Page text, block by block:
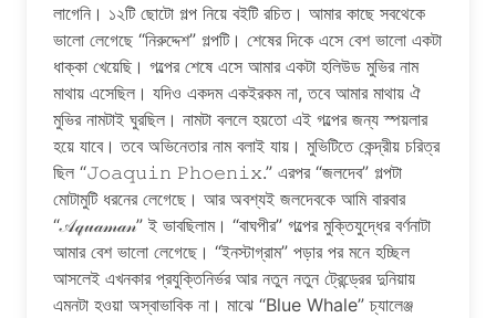
লাগেনি। ১২টি ছোটো গল্প নিয়ে বইটি রচিত। আমার কাছে সবথেকে
ভালো লেগেছে “নিরুদ্দেশ” গল্পটি। শেষের দিকে এসে বেশ ভালো একটা
ধাক্কা খেয়েছি। গল্পের শেষে এসে আমার একটা হলিউড মুভির নাম
মাথায় এসেছিল। যদিও একদম একইরকম না, তবে আমার মাথায় ঐ
মুভির নামটাই ঘুরছিল। নামটা বললে হয়তো এই গল্পের জন্য স্পয়লার
হয়ে যাবে। তবে অভিনেতার নাম বলাই যায়। মুভিটিতে কেন্দ্রীয় চরিত্র
ছিল “𝙹𝚘𝚊𝚚𝚞𝚒𝚗 𝙿𝚑𝚘𝚎𝚗𝚒𝚡.” এরপর “জলদেব” গল্পটা
মোটামুটি ধরনের লেগেছে। আর অবশ্যই জলদেবকে আমি বারবার
“𝒜𝓆𝓊𝒶𝓂𝒶𝓃” ই ভাবছিলাম। “বাঘপীর” গল্পের মুক্তিযুদ্ধের বর্ণনাটা
আমার বেশ ভালো লেগেছে। “ইনস্টাগ্রাম” পড়ার পর মনে হচ্ছিল
আসলেই এখনকার প্রযুক্তিনির্ভর আর নতুন নতুন ট্রেন্ড্রের দুনিয়ায়
এমনটা হওয়া অস্বাভাবিক না। মাঝে “Blue Whale” চ্যালেঞ্জ